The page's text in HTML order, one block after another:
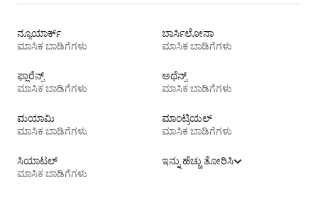
ನ್ಯೂಯಾರ್ಕ್
ಮಾಸಿಕ ಬಾಡಿಗೆಗಳು
ಬಾರ್ಸಿಲೋನಾ
ಮಾಸಿಕ ಬಾಡಿಗೆಗಳು
ಫ್ಲಾರೆನ್ಸ್
ಮಾಸಿಕ ಬಾಡಿಗೆಗಳು
ಅಥೆನ್ಸ್
ಮಾಸಿಕ ಬಾಡಿಗೆಗಳು
ಮಯಾಮಿ
ಮಾಸಿಕ ಬಾಡಿಗೆಗಳು
ಮಾಂಟ್ರಿಯಲ್
ಮಾಸಿಕ ಬಾಡಿಗೆಗಳು
ಸಿಯಾಟಲ್
ಮಾಸಿಕ ಬಾಡಿಗೆಗಳು
ಇನ್ನು ಹೆಚ್ಚು ತೋರಿಸಿ